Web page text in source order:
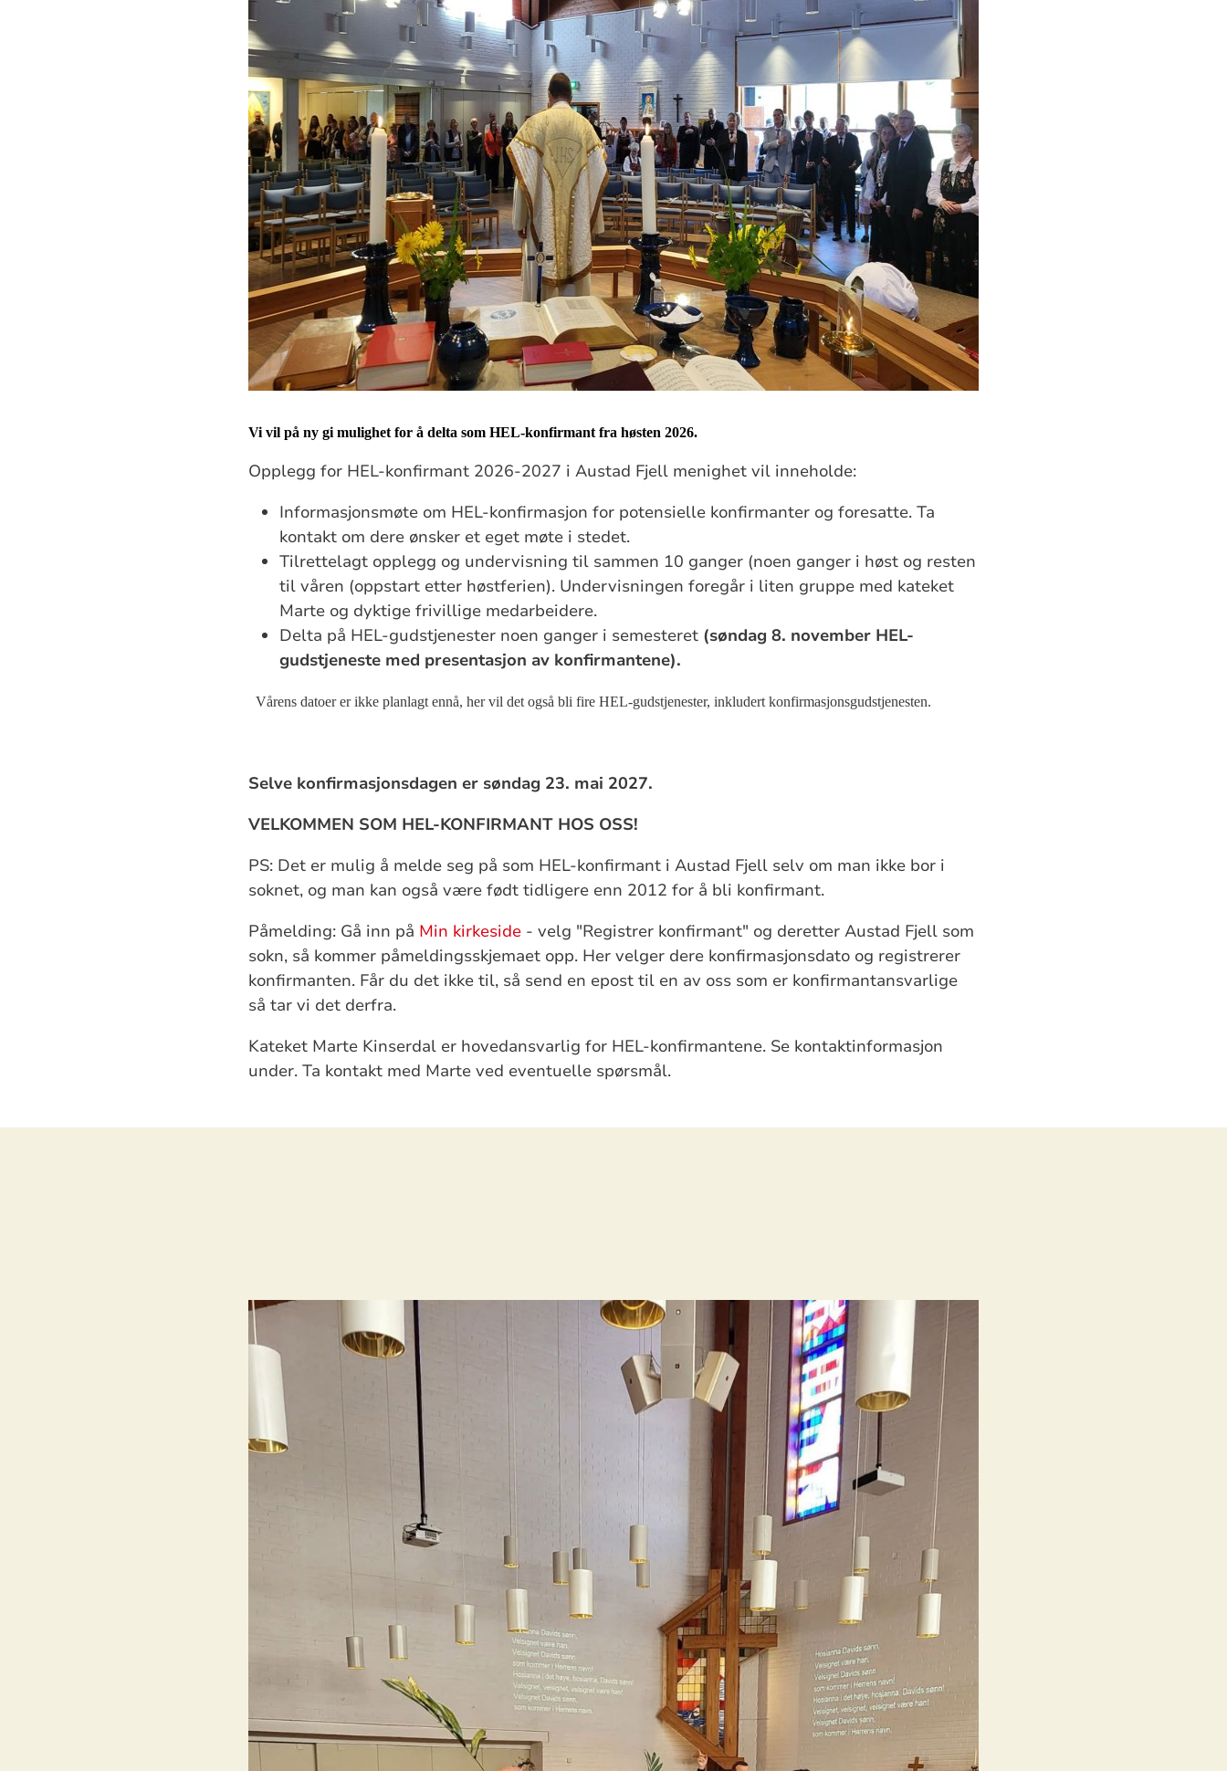
Vi vil på ny gi mulighet for å delta som HEL-konfirmant fra høsten 2026.
Opplegg for HEL-konfirmant 2026-2027 i Austad Fjell menighet vil inneholde:
Informasjonsmøte om HEL-konfirmasjon for potensielle konfirmanter og foresatte. Ta
kontakt om dere ønsker et eget møte i stedet.
Tilrettelagt opplegg og undervisning til sammen 10 ganger (noen ganger i høst og resten
til våren (oppstart etter høstferien). Undervisningen foregår i liten gruppe med kateket
Marte og dyktige frivillige medarbeidere.
Delta på HEL-gudstjenester noen ganger i semesteret(søndag 8. november HEL-
gudstjeneste med presentasjon av konfirmantene).
Vårens datoer er ikke planlagt ennå, her vil det også bli fire HEL-gudstjenester, inkludert konfirmasjonsgudstjenesten.
Selve konfirmasjonsdagen er søndag 23. mai 2027.
VELKOMMEN SOM HEL-KONFIRMANT HOS OSS!
PS: Det er mulig å melde seg på som HEL-konfirmant i Austad Fjell selv om man ikke bor i
soknet, og man kan også være født tidligere enn 2012 for å bli konfirmant.
Påmelding: Gå inn på Min kirkeside - velg "Registrer konfirmant" og deretter Austad Fjell som
sokn, så kommer påmeldingsskjemaet opp. Her velger dere konfirmasjonsdato og registrerer
konfirmanten. Får du det ikke til, så send en epost til en av oss som er konfirmantansvarlige
så tar vi det derfra.
Kateket Marte Kinserdal er hovedansvarlig for HEL-konfirmantene. Se kontaktinformasjon
under. Ta kontakt med Marte ved eventuelle spørsmål.